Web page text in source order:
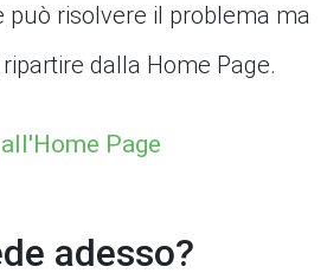
può risolvere il problema ma
dalla Home Page.
Page
adesso?